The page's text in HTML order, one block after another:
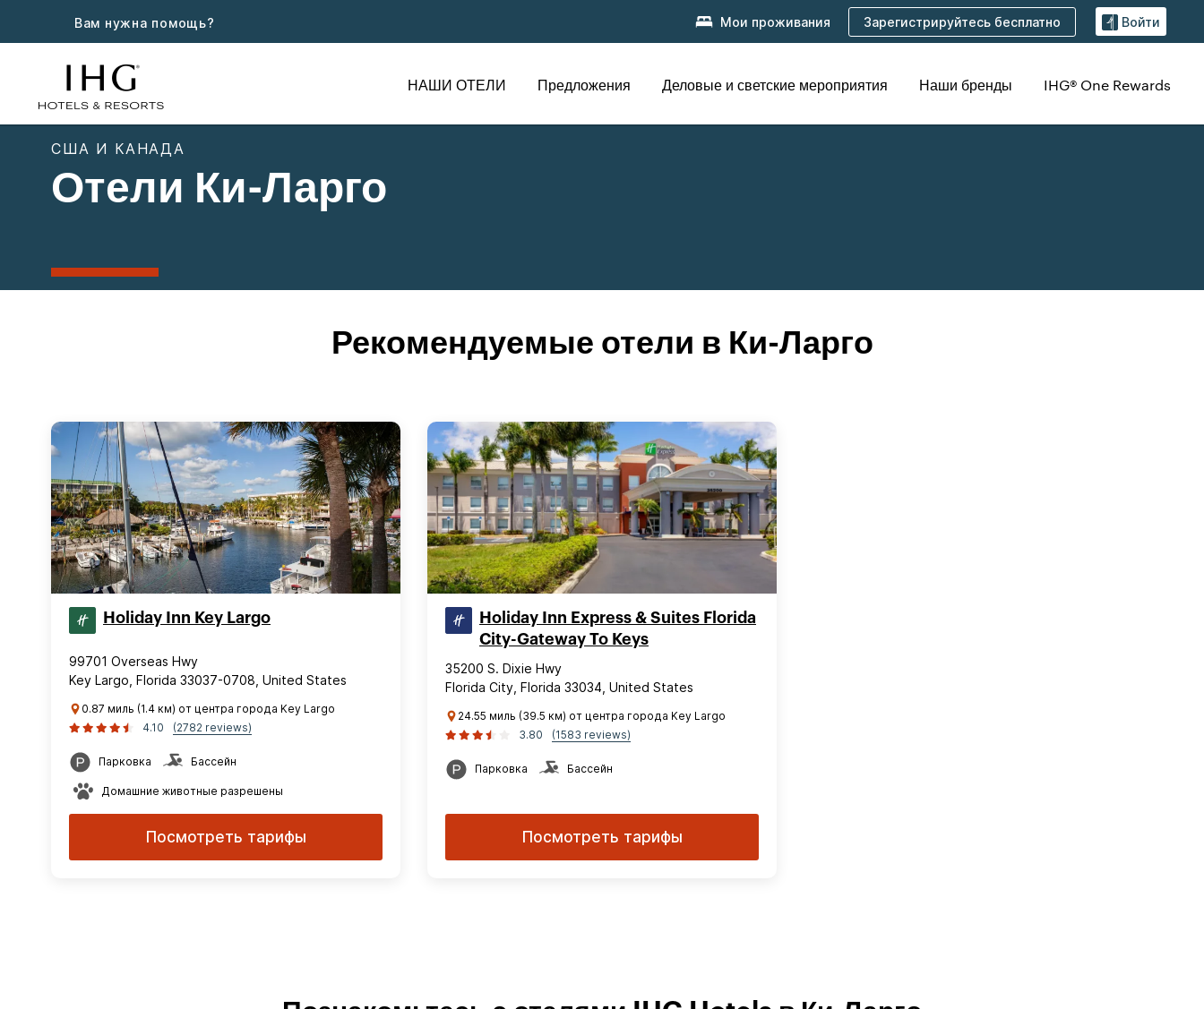
Вам нужна помощь? Мои проживания Зарегистрируйтесь бесплатно Войти
НАШИ ОТЕЛИ Предложения Деловые и светские мероприятия Наши бренды IHG® One Rewards
США И КАНАДА
Отели Ки-Ларго
Рекомендуемые отели в Ки-Ларго
Holiday Inn Key Largo
99701 Overseas Hwy
Key Largo, Florida 33037-0708, United States
0.87 миль (1.4 км) от центра города Key Largo
4.10
(2782 reviews)
Парковка Бассейн
Домашние животные разрешены
Посмотреть тарифы
Holiday Inn Express & Suites Florida
City-Gateway To Keys
35200 S. Dixie Hwy
Florida City, Florida 33034, United States
24.55 миль (39.5 км) от центра города Key Largo
3.80
(1583 reviews)
Парковка Бассейн
Посмотреть тарифы